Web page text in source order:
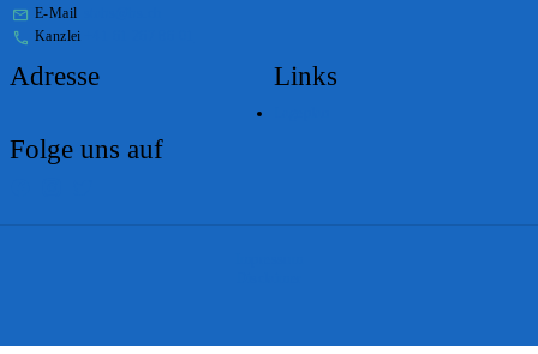
E-Mail
Kanzlei
Adresse Links
Folge uns auf